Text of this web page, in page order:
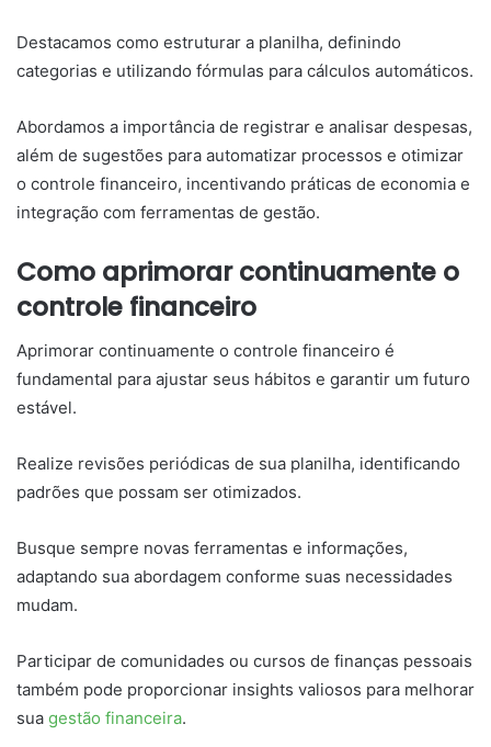
Destacamos como estruturar a planilha, definindo
categorias e utilizando fórmulas para cálculos automáticos.
Abordamos a importância de registrar e analisar despesas,
além de sugestões para automatizar processos e otimizar
o controle financeiro, incentivando práticas de economia e
integração com ferramentas de gestão.
Como aprimorar continuamente o
controle financeiro
Aprimorar continuamente o controle financeiro é
fundamental para ajustar seus hábitos e garantir um futuro
estável.
Realize revisões periódicas de sua planilha, identificando
padrões que possam ser otimizados.
Busque sempre novas ferramentas e informações,
adaptando sua abordagem conforme suas necessidades
mudam.
Participar de comunidades ou cursos de finanças pessoais
também pode proporcionar insights valiosos para melhorar
sua gestão financeira.